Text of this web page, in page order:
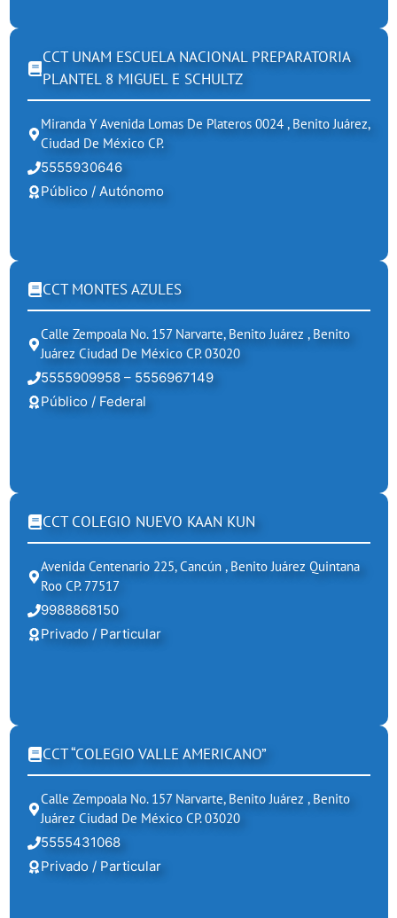
CCT UNAM ESCUELA NACIONAL PREPARATORIA
PLANTEL 8 MIGUEL E SCHULTZ
Miranda Y Avenida Lomas De Plateros 0024 , Benito Juárez,
Ciudad De México CP.
5555930646
Público / Autónomo
CCT MONTES AZULES
Calle Zempoala No. 157 Narvarte, Benito Juárez , Benito
Juárez Ciudad De México CP. 03020
5555909958 – 5556967149
Público / Federal
CCT COLEGIO NUEVO KAAN KUN
Avenida Centenario 225, Cancún , Benito Juárez Quintana
Roo CP. 77517
9988868150
Privado / Particular
CCT “COLEGIO VALLE AMERICANO”
Calle Zempoala No. 157 Narvarte, Benito Juárez , Benito
Juárez Ciudad De México CP. 03020
5555431068
Privado / Particular